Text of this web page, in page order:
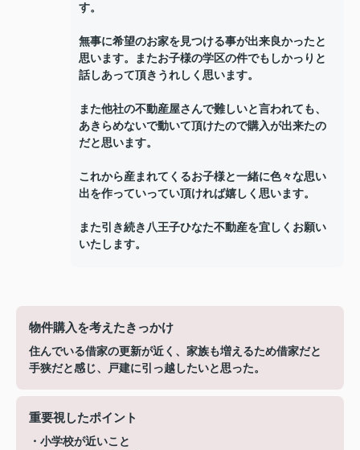
す。
無事に希望のお家を見つける事が出来良かったと
思います。またお子様の学区の件でもしかっりと
話しあって頂きうれしく思います。
また他社の不動産屋さんで難しいと言われても、
あきらめないで動いて頂けたので購入が出来たの
だと思います。
これから産まれてくるお子様と一緒に色々な思い
出を作っていってい頂ければ嬉しく思います。
また引き続き八王子ひなた不動産を宜しくお願い
いたします。
物件購入を考えたきっかけ
住んでいる借家の更新が近く、家族も増えるため借家だと
手狭だと感じ、戸建に引っ越したいと思った。
重要視したポイント
・小学校が近いこと